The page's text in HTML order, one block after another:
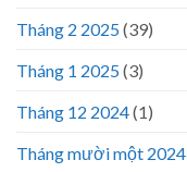
Tháng 2 2025(39)
Tháng 1 2025(3)
Tháng 12 2024(1)
Tháng mười một 2024